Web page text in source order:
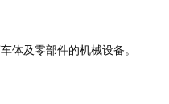
体及零部件的机械设备。